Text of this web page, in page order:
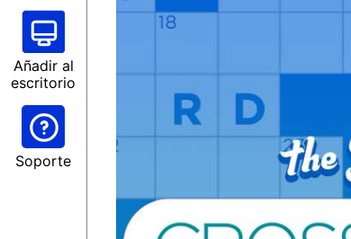
Añadir al
escritorio
Soporte